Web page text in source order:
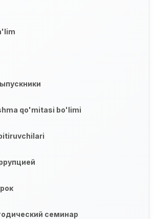
qo'mitasi bo'limi
семинар